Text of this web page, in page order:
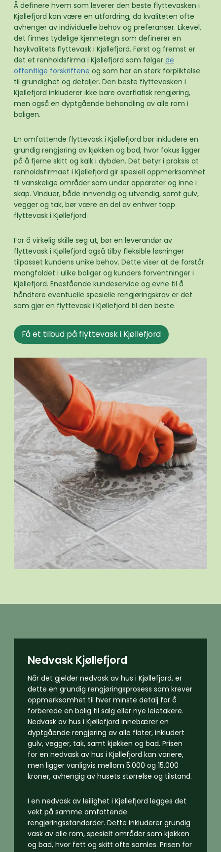
Å definere hvem som leverer den beste flyttevasken i
Kjøllefjord kan være en utfordring, da kvaliteten ofte
avhenger av individuelle behov og preferanser. Likevel,
det finnes tydelige kjennetegn som definerer en
høykvalitets flyttevask i Kjøllefjord. Først og fremst er
det et renholdsfirma i Kjøllefjord som følger de
offentlige forskriftene og som har en sterk forpliktelse
til grundighet og detaljer. Den beste flyttevasken i
Kjøllefjord inkluderer ikke bare overflatisk rengjøring,
men også en dyptgående behandling av alle rom i
boligen.
En omfattende flyttevask i Kjøllefjord bør inkludere en
grundig rengjøring av kjøkken og bad, hvor fokus ligger
på å fjerne skitt og kalk i dybden. Det betyr i praksis at
renholdsfirmaet i Kjøllefjord gir spesiell oppmerksomhet
til vanskelige områder som under apparater og inne i
skap. Vinduer, både innvendig og utvendig, samt gulv,
vegger og tak, bør være en del av enhver topp
flyttevask i Kjøllefjord.
For å virkelig skille seg ut, bør en leverandør av
flyttevask i Kjøllefjord også tilby fleksible løsninger
tilpasset kundens unike behov. Dette viser at de forstår
mangfoldet i ulike boliger og kunders forventninger i
Kjøllefjord. Enestående kundeservice og evne til å
håndtere eventuelle spesielle rengjøringskrav er det
som gjør en flyttevask i Kjøllefjord til den beste.
Få et tilbud på flyttevask i Kjøllefjord
Nedvask Kjøllefjord
Når det gjelder nedvask av hus i Kjøllefjord, er
dette en grundig rengjøringsprosess som krever
oppmerksomhet til hver minste detalj for å
forberede en bolig til salg eller nye leietakere.
Nedvask av hus i Kjøllefjord innebærer en
dyptgående rengjøring av alle flater, inkludert
gulv, vegger, tak, samt kjøkken og bad. Prisen
for en nedvask av hus i Kjøllefjord kan variere,
men ligger vanligvis mellom 5.000 og 15.000
kroner, avhengig av husets størrelse og tilstand.
I en nedvask av leilighet i Kjøllefjord legges det
vekt på samme omfattende
rengjøringsstandarder. Dette inkluderer grundig
vask av alle rom, spesielt områder som kjøkken
og bad, hvor fett og skitt ofte samles. Prisen for